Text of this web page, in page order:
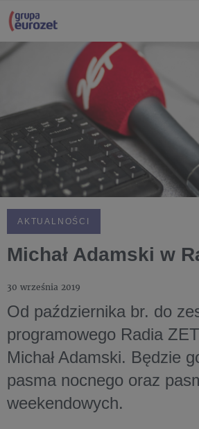
AKTUALNOŚCI
Michał Adamski w
30 września 2019
Od października br. do
programowego Radia
Michał Adamski. Będzie
pasma nocnego oraz
weekendowych.